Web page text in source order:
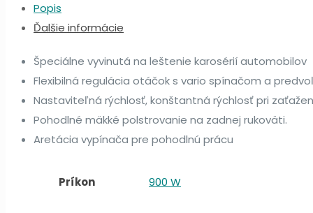
Popis
Ďalšie informácie
Špeciálne vyvinutá na leštenie karosérií automobilov
Flexibilná regulácia otáčok s vario spínačom a
Nastaviteľná rýchlosť, konštantná rýchlosť pri
Pohodlné mäkké polstrovanie na zadnej rukoväti.
Aretácia vypínača pre pohodlnú prácu
Príkon 900 W